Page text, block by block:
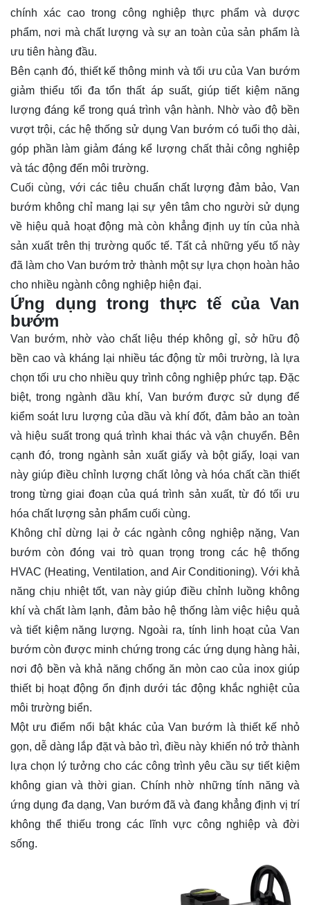
chính xác cao trong công nghiệp thực phẩm và dược
phẩm, nơi mà chất lượng và sự an toàn của sản phẩm là
ưu tiên hàng đầu.
Bên cạnh đó, thiết kế thông minh và tối ưu của Van bướm
giảm thiểu tối đa tổn thất áp suất, giúp tiết kiệm năng
lượng đáng kể trong quá trình vận hành. Nhờ vào độ bền
vượt trội, các hệ thống sử dụng Van bướm có tuổi thọ dài,
góp phần làm giảm đáng kể lượng chất thải công nghiệp
và tác động đến môi trường.
Cuối cùng, với các tiêu chuẩn chất lượng đảm bảo, Van
bướm không chỉ mang lại sự yên tâm cho người sử dụng
về hiệu quả hoạt động mà còn khẳng định uy tín của nhà
sản xuất trên thị trường quốc tế. Tất cả những yếu tố này
đã làm cho Van bướm trở thành một sự lựa chọn hoàn hảo
cho nhiều ngành công nghiệp hiện đại.
Ứng dụng trong thực tế của Van
bướm
Van bướm, nhờ vào chất liệu thép không gỉ, sở hữu độ
bền cao và kháng lại nhiều tác động từ môi trường, là lựa
chọn tối ưu cho nhiều quy trình công nghiệp phức tạp. Đặc
biệt, trong ngành dầu khí, Van bướm được sử dụng để
kiểm soát lưu lượng của dầu và khí đốt, đảm bảo an toàn
và hiệu suất trong quá trình khai thác và vận chuyển. Bên
cạnh đó, trong ngành sản xuất giấy và bột giấy, loại van
này giúp điều chỉnh lượng chất lỏng và hóa chất cần thiết
trong từng giai đoạn của quá trình sản xuất, từ đó tối ưu
hóa chất lượng sản phẩm cuối cùng.
Không chỉ dừng lại ở các ngành công nghiệp nặng, Van
bướm còn đóng vai trò quan trọng trong các hệ thống
HVAC (Heating, Ventilation, and Air Conditioning). Với khả
năng chịu nhiệt tốt, van này giúp điều chỉnh luồng không
khí và chất làm lạnh, đảm bảo hệ thống làm việc hiệu quả
và tiết kiệm năng lượng. Ngoài ra, tính linh hoạt của Van
bướm còn được minh chứng trong các ứng dụng hàng hải,
nơi độ bền và khả năng chống ăn mòn cao của inox giúp
thiết bị hoạt động ổn định dưới tác động khắc nghiệt của
môi trường biển.
Một ưu điểm nổi bật khác của Van bướm là thiết kế nhỏ
gọn, dễ dàng lắp đặt và bảo trì, điều này khiến nó trở thành
lựa chọn lý tưởng cho các công trình yêu cầu sự tiết kiệm
không gian và thời gian. Chính nhờ những tính năng và
ứng dụng đa dạng, Van bướm đã và đang khẳng định vị trí
không thể thiếu trong các lĩnh vực công nghiệp và đời
sống.